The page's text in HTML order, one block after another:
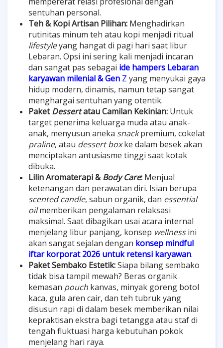
sentuhan personal.
Teh & Kopi Artisan Pilihan: Menghadirkan
rutinitas minum teh atau kopi menjadi ritual
lifestyleyang hangat di pagi hari saat libur
Lebaran. Opsi ini sering kali menjadi incaran
dan sangat pas sebagai ide hampers Lebaran
karyawan milenial & Gen Z yang menyukai gaya
hidup modern, dinamis, namun tetap sangat
menghargai sentuhan yang otentik.
PaketDessertatau Camilan Kekinian: Untuk
target penerima keluarga muda atau anak-
anak, menyusun aneka snackpremium, cokelat
praline, atau dessert boxke dalam besek akan
menciptakan antusiasme tinggi saat kotak
dibuka.
Lilin Aromaterapi &Body Care: Menjual
ketenangan dan perawatan diri. Isian berupa
scented candle, sabun organik, dan essential
oilmemberikan pengalaman relaksasi
maksimal. Saat dibagikan usai acara internal
menjelang libur panjang, konsep wellnessini
akan sangat sejalan dengan konsep mindful
iftar korporat 2026 untuk retensi karyawan.
Paket Sembako Estetik:Siapa bilang sembako
tidak bisa tampil mewah? Beras organik
kemasan pouch kanvas, minyak goreng botol
kaca, gula aren cair, dan teh tubruk yang
disusun rapi di dalam besek memberikan nilai
kepraktisan ekstra bagi tetangga atau staf di
tengah fluktuasi harga kebutuhan pokok
menjelang hari raya.